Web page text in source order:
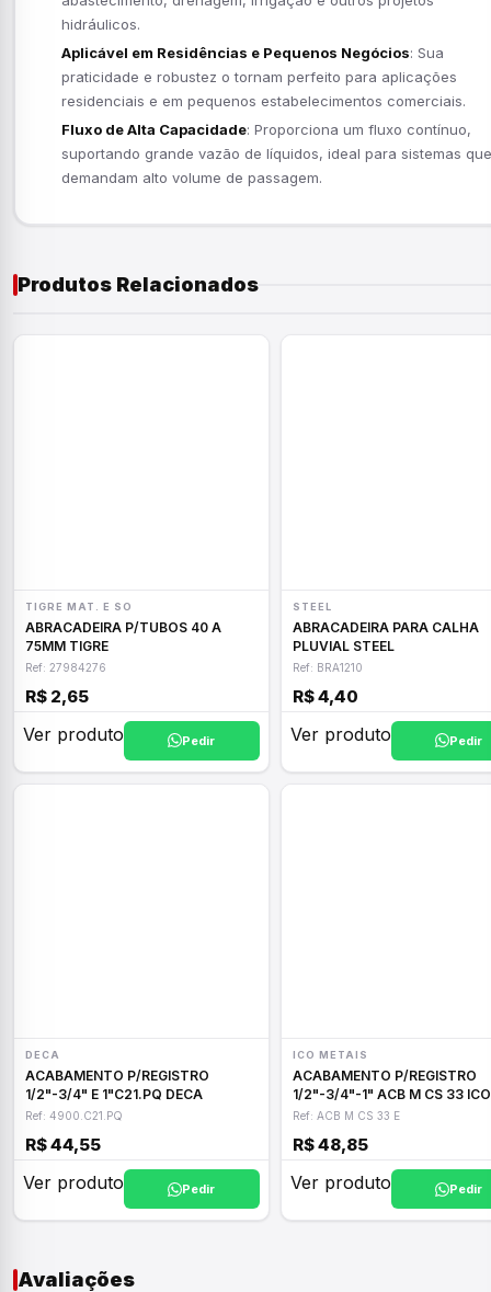
hidráulicos.
Aplicável em Residências e Pequenos Negócios: Sua
praticidade e robustez o tornam perfeito para aplicações
residenciais e em pequenos estabelecimentos comerciais.
Fluxo de Alta Capacidade: Proporciona um fluxo contínuo,
suportando grande vazão de líquidos, ideal para sistemas que
demandam alto volume de passagem.
Produtos Relacionados
TIGRE MAT. E SO
ABRACADEIRA P/TUBOS 40 A
75MM TIGRE
Ref: 27984276
R$ 2,65
Ver produto Pedir
STEEL
ABRACADEIRA PARA CALHA
PLUVIAL STEEL
Ref: BRA1210
R$ 4,40
Ver produto Pedir
DECA
ACABAMENTO P/REGISTRO
1/2"-3/4" E 1"C21.PQ DECA
Ref: 4900.C21.PQ
R$ 44,55
Ver produto Pedir
ICO METAIS
ACABAMENTO P/REGISTRO
1/2"-3/4"-1" ACB M CS 33 ICO
Ref: ACB M CS 33 E
R$ 48,85
Ver produto Pedir
Avaliações